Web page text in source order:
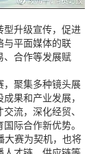
型升级宣传，促进
与平面媒体的联
、合作等发展赋
，聚集多种镜头展
果和产业发展，
流，深化经贸、
际合作新优势。
大赛为契机，也将